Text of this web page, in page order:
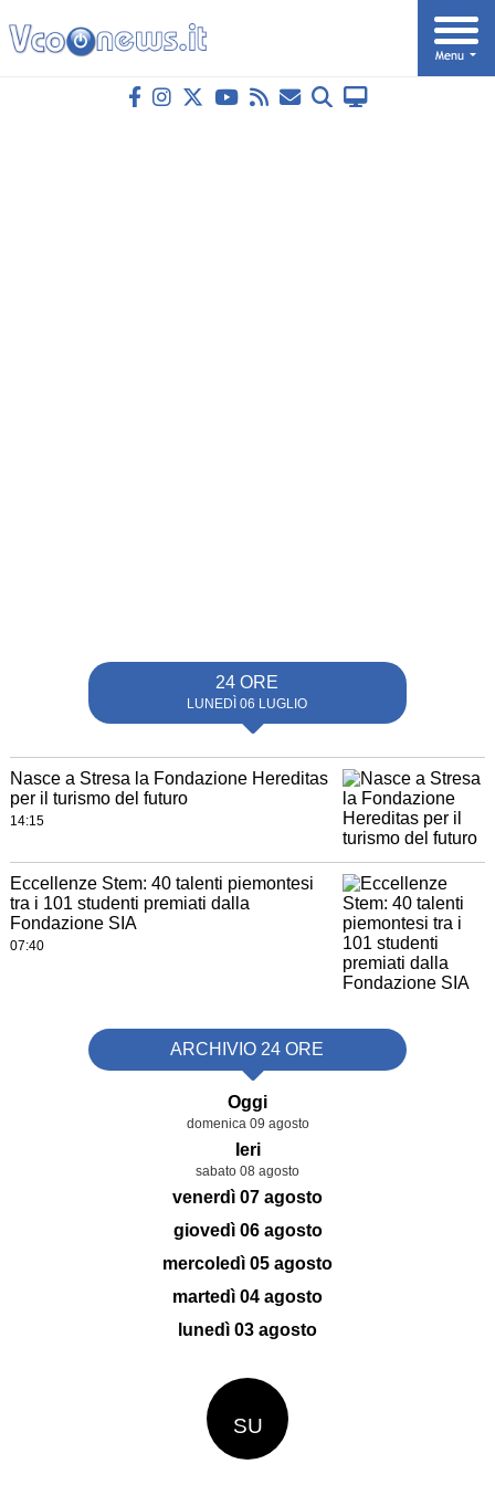
24 ORE
LUNEDÌ 06 LUGLIO
Nasce a Stresa la Fondazione Hereditas
per il turismo del futuro
14:15
Eccellenze Stem: 40 talenti piemontesi
tra i 101 studenti premiati dalla
Fondazione SIA
07:40
ARCHIVIO 24 ORE
Oggi
domenica 09 agosto
Ieri
sabato 08 agosto
venerdì 07 agosto
giovedì 06 agosto
mercoledì 05 agosto
martedì 04 agosto
lunedì 03 agosto
SU